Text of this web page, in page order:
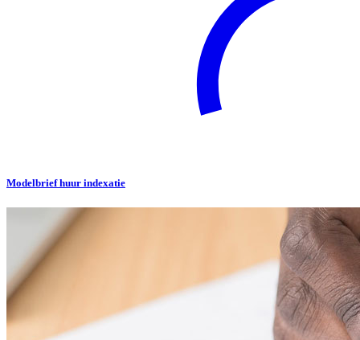
Modelbrief huur indexatie